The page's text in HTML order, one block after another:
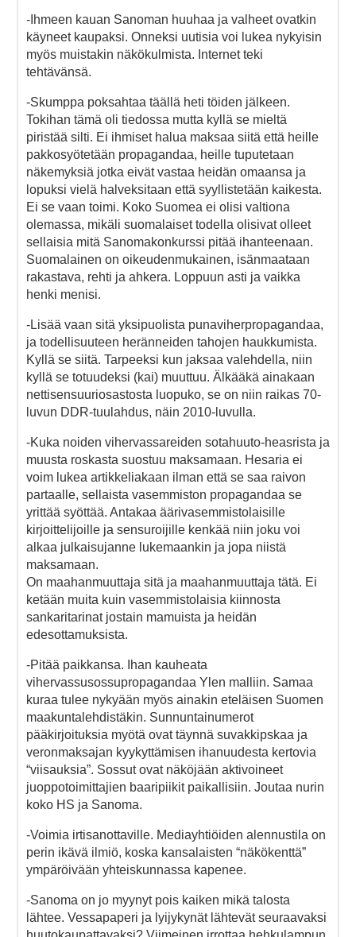
-Ihmeen kauan Sanoman huuhaa ja valheet ovatkin
käyneet kaupaksi. Onneksi uutisia voi lukea nykyisin
myös muistakin näkökulmista. Internet teki
tehtävänsä.
-Skumppa poksahtaa täällä heti töiden jälkeen.
Tokihan tämä oli tiedossa mutta kyllä se mieltä
piristää silti. Ei ihmiset halua maksaa siitä että heille
pakkosyötetään propagandaa, heille tuputetaan
näkemyksiä jotka eivät vastaa heidän omaansa ja
lopuksi vielä halveksitaan että syyllistetään kaikesta.
Ei se vaan toimi. Koko Suomea ei olisi valtiona
olemassa, mikäli suomalaiset todella olisivat olleet
sellaisia mitä Sanomakonkurssi pitää ihanteenaan.
Suomalainen on oikeudenmukainen, isänmaataan
rakastava, rehti ja ahkera. Loppuun asti ja vaikka
henki menisi.
-Lisää vaan sitä yksipuolista punaviherpropagandaa,
ja todellisuuteen heränneiden tahojen haukkumista.
Kyllä se siitä. Tarpeeksi kun jaksaa valehdella, niin
kyllä se totuudeksi (kai) muuttuu. Älkääkä ainakaan
nettisensuuriosastosta luopuko, se on niin raikas 70-
luvun DDR-tuulahdus, näin 2010-luvulla.
-Kuka noiden vihervassareiden sotahuuto-heasrista ja
muusta roskasta suostuu maksamaan. Hesaria ei
voim lukea artikkeliakaan ilman että se saa raivon
partaalle, sellaista vasemmiston propagandaa se
yrittää syöttää. Antakaa äärivasemmistolaisille
kirjoittelijoille ja sensuroijille kenkää niin joku voi
alkaa julkaisujanne lukemaankin ja jopa niistä
maksamaan.
On maahanmuuttaja sitä ja maahanmuuttaja tätä. Ei
ketään muita kuin vasemmistolaisia kiinnosta
sankaritarinat jostain mamuista ja heidän
edesottamuksista.
-Pitää paikkansa. Ihan kauheata
vihervassusossupropagandaa Ylen malliin. Samaa
kuraa tulee nykyään myös ainakin eteläisen Suomen
maakuntalehdistäkin. Sunnuntainumerot
pääkirjoituksia myötä ovat täynnä suvakkipskaa ja
veronmaksajan kyykyttämisen ihanuudesta kertovia
“viisauksia”. Sossut ovat näköjään aktivoineet
juoppotoimittajien baaripiikit paikallisiin. Joutaa nurin
koko HS ja Sanoma.
-Voimia irtisanottaville. Mediayhtiöiden alennustila on
perin ikävä ilmiö, koska kansalaisten “näkökenttä”
ympäröivään yhteiskunnassa kapenee.
-Sanoma on jo myynyt pois kaiken mikä talosta
lähtee. Vessapaperi ja lyijykynät lähtevät seuraavaksi